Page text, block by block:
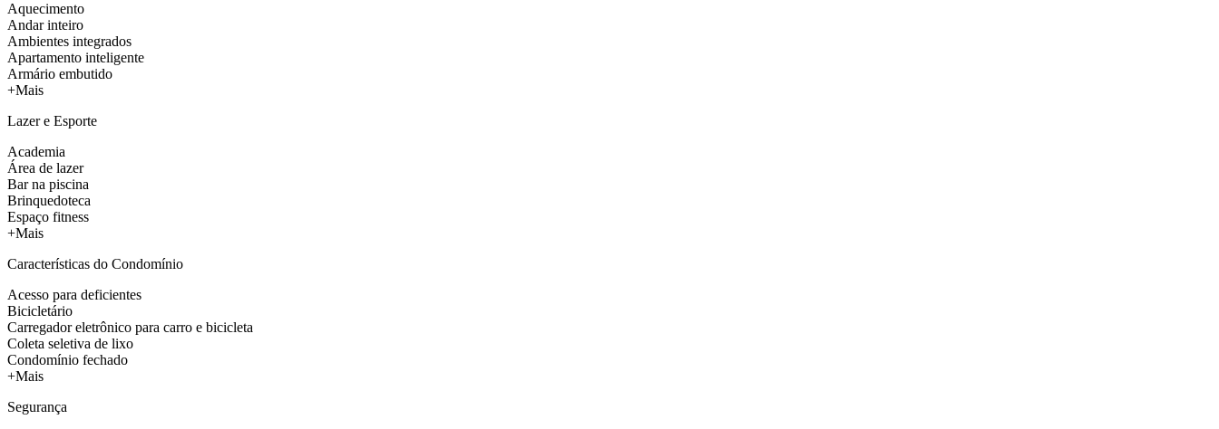
Aquecimento
Andar inteiro
Ambientes integrados
Apartamento inteligente
Armário embutido
+Mais
Lazer e Esporte
Academia
Área de lazer
Bar na piscina
Brinquedoteca
Espaço fitness
+Mais
Características do Condomínio
Acesso para deficientes
Bicicletário
Carregador eletrônico para carro e bicicleta
Coleta seletiva de lixo
Condomínio fechado
+Mais
Segurança